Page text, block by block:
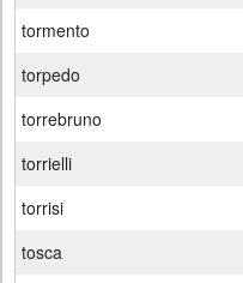
tormento
torpedo
torrebruno
torrielli
torrisi
tosca